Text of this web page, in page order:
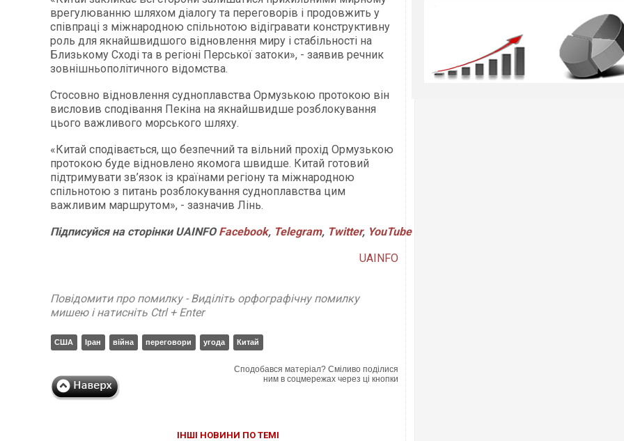
врегулюванню шляхом діалогу та переговорів і продовжить у
співпраці з міжнародною спільнотою відігравати конструктивну
роль для якнайшвидшого відновлення миру і стабільності на
Близькому Сході та в регіоні Перської затоки», - заявив речник
зовнішньополітичного відомства.
Стосовно відновлення судноплавства Ормузькою протокою він
висловив сподівання Пекіна на якнайшвидше розблокування
цього важливого морського шляху.
«Китай сподівається, що безпечний та вільний прохід Ормузькою
протокою буде відновлено якомога швидше. Китай готовий
підтримувати зв’язок із країнами регіону та міжнародною
спільнотою з питань розблокування судноплавства цим
важливим маршрутом», - зазначив Лінь.
ПідписуйсянасторінкиUAINFO Facebook, Telegram, Twitter, YouTube
UAINFO
Повідомити про помилку - Виділіть орфографічну помилку
мишею і натисніть Ctrl + Enter
США Іран війна переговори угода Китай
Сподобався матеріал? Сміливо поділися
ним в соцмережах через ці кнопки
ІНШІ НОВИНИ ПО ТЕМІ